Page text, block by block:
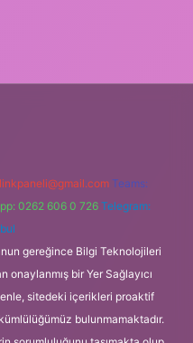
Teams:
0262 606 0 726 Telegram:
gereğince Bilgi Teknolojileri
onaylanmış bir Yer Sağlayıcı
sitedeki içerikleri proaktif
bulunmamaktadır.